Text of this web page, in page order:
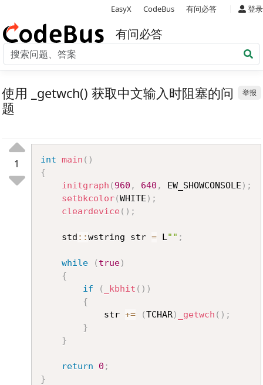
EasyX CodeBus 有问必答 登录
有问必答
举报
使用 _getwch() 获取中文输入时阻塞的问
题
1 int main ( )
{
initgraph ( 960 , 640 , EW_SHOWCONSOLE ) ;
setbkcolor(WHITE ) ;
cleardevice( ) ;
	std
::wstring str = L "" ;
while ( true)
{
if
( _kbhit ( ) )
{
			str
+= (TCHAR) _getwch ( ) ;
}
}
return 0 ;
}